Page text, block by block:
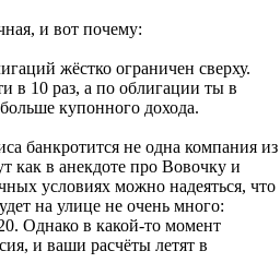
и вот почему:
жёстко ограничен сверху.
в 10 раз, а по облигации ты в
купонного дохода.
банкротится не одна компания из
как в анекдоте про Вовочку и
условиях можно надеяться, что
на улице не очень много:
Однако в какой-то момент
и ваши расчёты летят в